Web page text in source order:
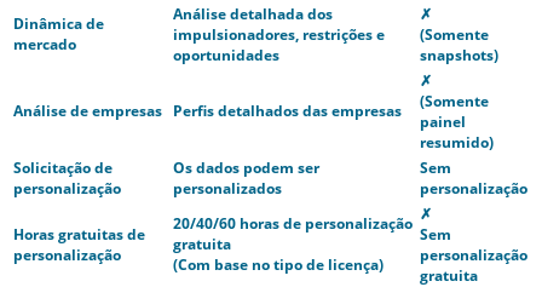
Dinâmica de
mercado
Análise detalhada dos
impulsionadores, restrições e
oportunidades
✗
(Somente
snapshots)
Análise de empresas Perfis detalhados das empresas
✗
(Somente
painel
resumido)
Solicitação de
personalização
Os dados podem ser
personalizados
Sem
personalização
Horas gratuitas de
personalização
20/40/60 horas de personalização
gratuita
(Com base no tipo de licença)
✗
Sem
personalização
gratuita